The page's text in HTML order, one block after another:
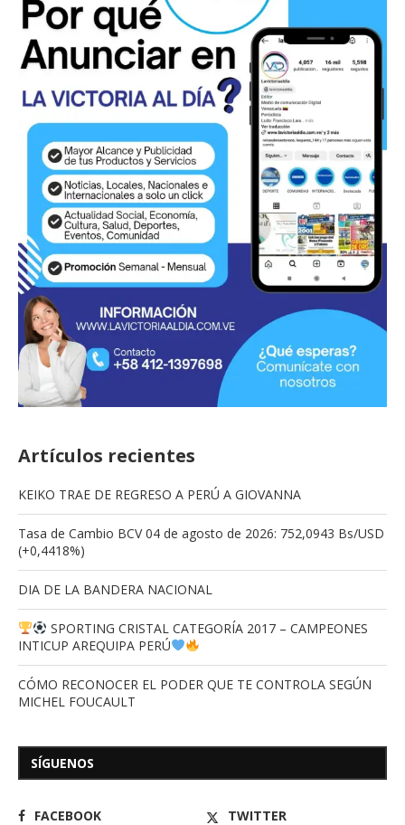
Artículos recientes
KEIKO TRAE DE REGRESO A PERÚ A GIOVANNA
Tasa de Cambio BCV 04 de agosto de 2026: 752,0943 Bs/USD
(+0,4418%)
DIA DE LA BANDERA NACIONAL
SPORTING CRISTAL CATEGORÍA 2017 – CAMPEONES
INTICUP AREQUIPA PERÚ
CÓMO RECONOCER EL PODER QUE TE CONTROLA SEGÚN
MICHEL FOUCAULT
SÍGUENOS
FACEBOOK
TWITTER